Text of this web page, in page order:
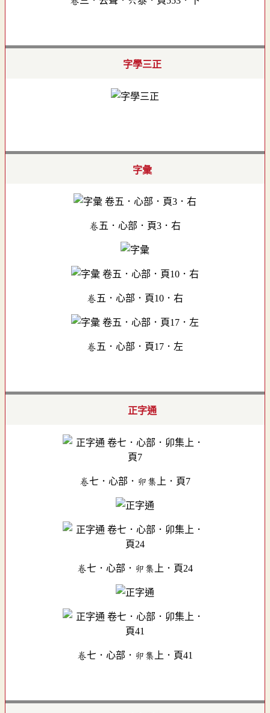
字學三正
字彙
卷五．心部．頁3．右
卷五．心部．頁10．右
卷五．心部．頁17．左
正字通
卷七．心部．卯集上．頁7
卷七．心部．卯集上．頁24
卷七．心部．卯集上．頁41